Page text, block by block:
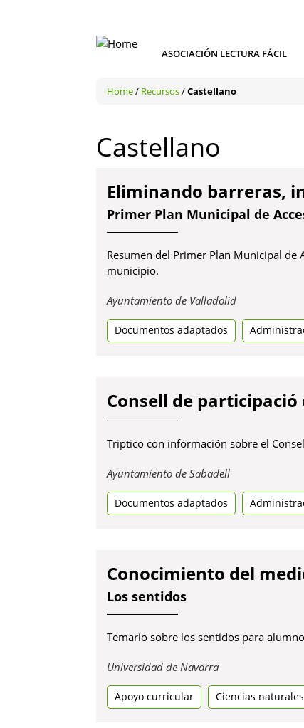
ASOCIACIÓN LECTURA FÁCIL
Home/ Recursos/Castellano
Castellano
Eliminando barreras,
Primer Plan Municipal de
Resumen del Primer Plan Municipal
municipio.
Ayuntamiento de ValladolidObre
en
una
pestanya
Documentos adaptados
Consell de
Triptico con información sobre el
Ayuntamiento de SabadellObre
en
pestanya
Documentos adaptados
Conocimiento del
Los sentidos
Temario sobre los sentidos para
Universidad de NavarraObre
en
una
pestanya
Apoyo curricular Ciencias naturales